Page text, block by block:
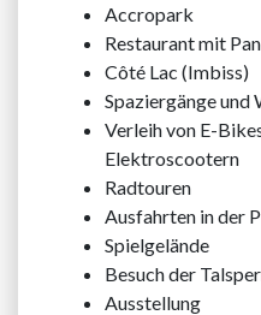
Accropark
Restaurant mit
Côté Lac (Imbiss)
Spaziergänge und
Verleih von E-
Elektroscootern
Radtouren
Ausfahrten in der
Spielgelände
Besuch der
Ausstellung